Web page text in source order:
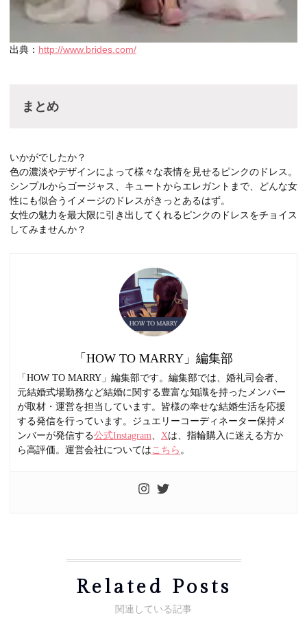
出典： http://www.brides.com/
まとめ
いかがでしたか？
色の濃淡やデザインによって様々な表情を見せるピンクのドレス。
シンプルからゴージャス、キュートからエレガントまで、どんな女
性にも似合うイメージのドレスがきっとあるはず。
女性の魅力を最大限に引き出してくれるピンクのドレスをチョイス
してみませんか？
「HOW TO MARRY」編集部
「HOW TO MARRY」編集部です。編集部では、婚礼司会者、
元結婚式場勤務など結婚に関する豊富な知識を持ったメンバー
が取材・運営を担当しています。皆様の幸せな結婚生活を応援
する発信を行っています。ジュエリーコーディネーター保持メ
ンバーが発信する公式Instagram、 Xは、指輪購入に迷える方か
ら高評価。運営会社については こちら 。
Related Posts